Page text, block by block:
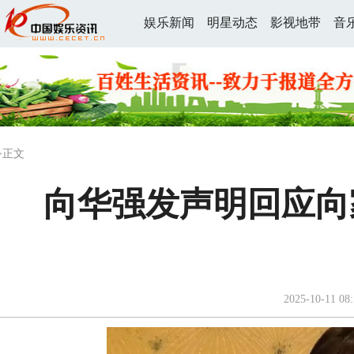
娱乐新闻 明星动态 影视地带 音
文
向华强发声明回应
2025-10-11